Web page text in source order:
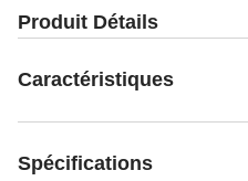
Produit Détails
Caractéristiques
Spécifications